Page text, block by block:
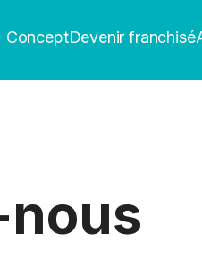
ConceptDevenir franchisé